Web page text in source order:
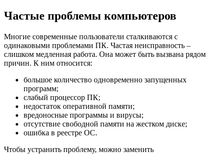
Частые проблемы компьютеров
Многие современные пользователи сталкиваются с
одинаковыми проблемами ПК. Частая неисправность –
слишком медленная работа. Она может быть вызвана рядом
причин. К ним относится:
большое количество одновременно запущенных
программ;
слабый процессор ПК;
недостаток оперативной памяти;
вредоносные программы и вирусы;
отсутствие свободной памяти на жестком диске;
ошибка в реестре ОС.
Чтобы устранить проблему, можно заменить